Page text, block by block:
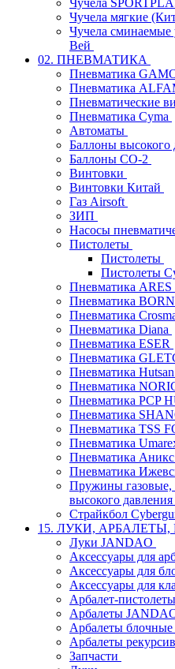
Чучела мягкие
Чучела сминаемые
Вей
02. ПНЕВМАТИКА
Пневматика
Пневматика
Пневматические
Пневматика Cyma
Автоматы
Баллоны высокого
Баллоны СО-2
Винтовки
Винтовки Китай
Газ Airsoft
ЗИП
Насосы
Пистолеты
Пистолеты
Пистолеты
Пневматика ARES
Пневматика
Пневматика
Пневматика Diana
Пневматика ESER
Пневматика
Пневматика Hutsan
Пневматика
Пневматика PCP
Пневматика
Пневматика TSS
Пневматика
Пневматика Аникс
Пневматика
Пружины
высокого
Страйкбол
15. ЛУКИ, АРБАЛЕТЫ,
Луки JANDAO
Аксессуары для
Аксессуары для
Аксессуары для
Арбалет-пистолеты
Арбалеты
Арбалеты блочные
Арбалеты
Запчасти